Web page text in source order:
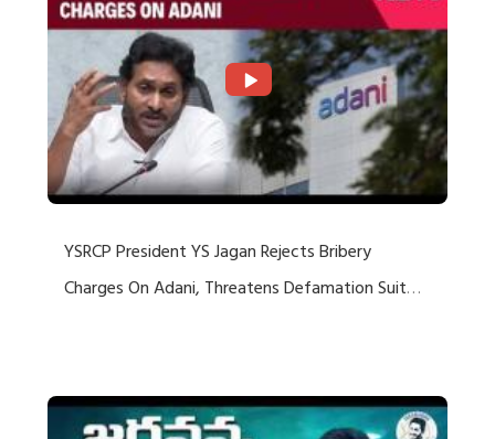
YSRCP President YS Jagan Rejects Bribery
Charges On Adani, Threatens Defamation Suit